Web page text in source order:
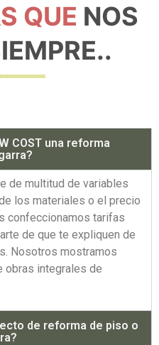
QUE NOS
COST una reforma
de multitud de variables
los materiales o el precio
confeccionamos tarifas
de que te expliquen de
Nosotros mostramos
obras integrales de
de reforma de piso o